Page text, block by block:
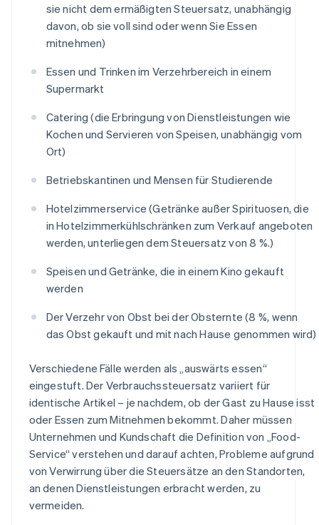
sie nicht dem ermäßigten Steuersatz, unabhängig
davon, ob sie voll sind oder wenn Sie Essen
mitnehmen)
Essen und Trinken im Verzehrbereich in einem
Supermarkt
Catering (die Erbringung von Dienstleistungen wie
Kochen und Servieren von Speisen, unabhängig vom
Ort)
Betriebskantinen und Mensen für Studierende
Hotelzimmerservice (Getränke außer Spirituosen, die
in Hotelzimmerkühlschränken zum Verkauf angeboten
werden, unterliegen dem Steuersatz von 8 %.)
Speisen und Getränke, die in einem Kino gekauft
werden
Der Verzehr von Obst bei der Obsternte (8 %, wenn
das Obst gekauft und mit nach Hause genommen wird)
Verschiedene Fälle werden als „auswärts essen“
eingestuft. Der Verbrauchssteuersatz variiert für
identische Artikel – je nachdem, ob der Gast zu Hause isst
oder Essen zum Mitnehmen bekommt. Daher müssen
Unternehmen und Kundschaft die Definition von „Food-
Service“ verstehen und darauf achten, Probleme aufgrund
von Verwirrung über die Steuersätze an den Standorten,
an denen Dienstleistungen erbracht werden, zu
vermeiden.